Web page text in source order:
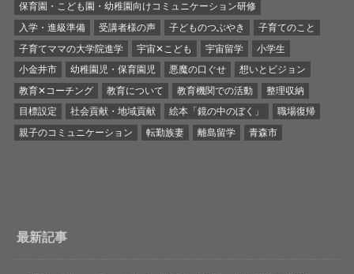
保育園・こども園・幼稚園向けコミュニケーション研修
入学・進級準備
受講者様の声 子どものつぶやき
子育てのこと
子育てママの大学院進学
宇宙✕こども 宇宙留学
小学生
小金井市
幼稚園児・保育園児 悪魔の口ぐせ
想いとビジョン
教育✕コーチング
教育について 教育機関での活動
整理収納
目標設定
社会貢献・地域貢献 絵本「鏡の中のぼく」
職場復帰
親子のコミュニケーション
転勤族妻 離島留学 青森市
最新記事